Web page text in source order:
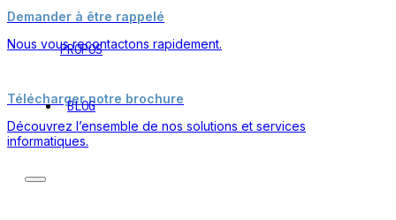
PROPOS
BLOG
Demander à être rappelé
Nous vous recontactons rapidement.
Télécharger notre brochure
Découvrez l’ensemble de nos solutions et services
informatiques.